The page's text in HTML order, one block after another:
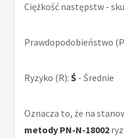
Ciężkość następstw -
Prawdopodobieństwo
Ryzyko (R): Ś - Średnie
Oznacza to, że na
metody PN-N-18002